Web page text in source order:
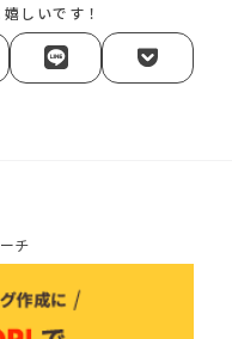
しいです！
チ